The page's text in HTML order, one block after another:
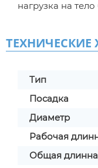
нагрузка на
ТЕХНИЧЕСКИЕ
Тип
Посадка
Диаметр
Рабочая
Общая длинна